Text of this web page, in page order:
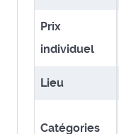
Prix
individuel
Lieu
Catégories